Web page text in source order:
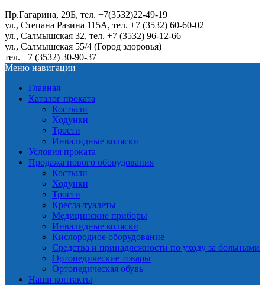
Пр.Гагарина, 29Б, тел. +7(3532)22-49-19
ул., Степана Разина 115А, тел. +7 (3532) 60-60-02
ул., Салмышская 32, тел. +7 (3532) 96-12-66
ул., Салмышская 55/4 (Город здоровья)
тел. +7 (3532) 30-90-37
Меню навигации
Главная
Каталог проката
Костыли
Ходунки
Трости
Инвалидные коляски
Условия проката
Продажа нового оборудования
Костыли
Ходунки
Трости
Кресла-туалеты
Медицинские приборы
Инвалидные коляски
Кислородное оборудование
Средства и принадлежности по уходу за больными
Ортопедические товары
Ортопедическая обувь
Наши контакты